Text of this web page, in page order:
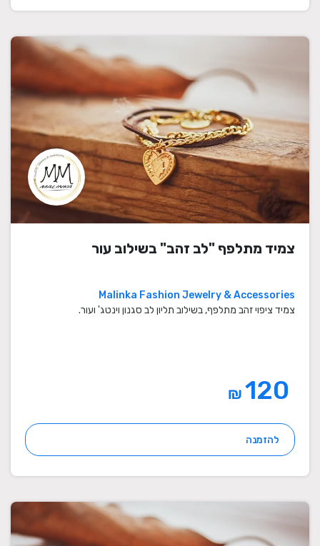
צמיד מתלפף "לב זהב" בשילוב עור
Malinka Fashion Jewelry & Accessories
צמיד ציפוי זהב מתלפף, בשילוב תליון לב סגנון וינטג' ועור.
₪
להזמנה